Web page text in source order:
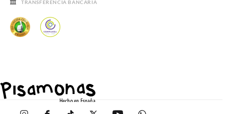
TRANSFERENCIA BANCARIA